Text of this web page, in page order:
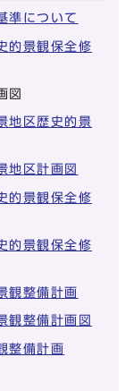
準について
的景観保全修
図
地区歴史的景
地区計画図
的景観保全修
的景観保全修
観整備計画
観整備計画図
整備計画